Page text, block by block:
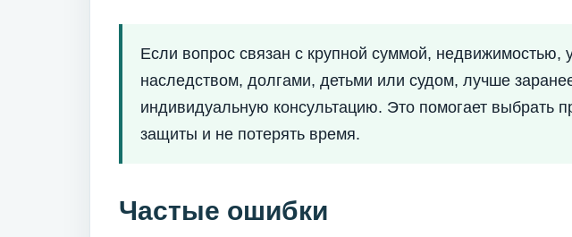
Если вопрос связан с крупной суммой, недвижимостью,
наследством, долгами, детьми или судом, лучше
индивидуальную консультацию. Это помогает выбрать
защиты и не потерять время.
Частые ошибки